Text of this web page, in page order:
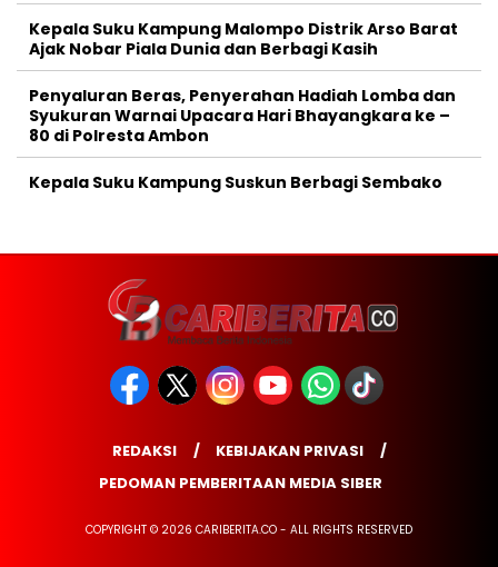
Kepala Suku Kampung Malompo Distrik Arso Barat
Ajak Nobar Piala Dunia dan Berbagi Kasih
Penyaluran Beras, Penyerahan Hadiah Lomba dan
Syukuran Warnai Upacara Hari Bhayangkara ke –
80 di Polresta Ambon
Kepala Suku Kampung Suskun Berbagi Sembako
REDAKSI
KEBIJAKAN PRIVASI
PEDOMAN PEMBERITAAN MEDIA SIBER
COPYRIGHT © 2026 CARIBERITA.CO - ALL RIGHTS RESERVED